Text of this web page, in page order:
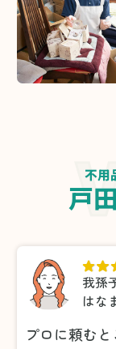
不用
戸
我孫
はな
プロに頼む